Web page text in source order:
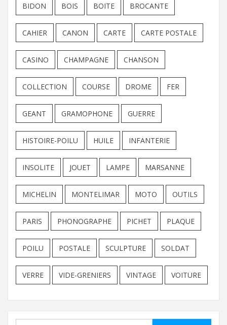
BIDON BOIS BOITE BROCANTE
CAHIER CANON CARTE CARTE POSTALE
CASINO CHAMPAGNE CHANSON
COLLECTION COURSE DROME FER
GEANT GRAMOPHONE GUERRE
HISTOIRE-POILU HUILE INFANTERIE
INSOLITE JOUET LAMPE MARSANNE
MICHELIN MONTELIMAR MOTO OUTILS
PARIS PHONOGRAPHE PICHET PLAQUE
POILU POSTALE SCULPTURE SOLDAT
VERRE VIDE-GRENIERS VINTAGE VOITURE